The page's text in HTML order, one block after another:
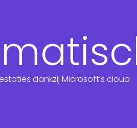
dankzij Microsoft’s cloud